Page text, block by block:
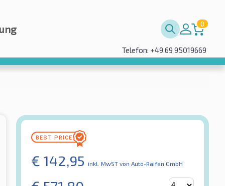
0
Telefon: +49 69 95019669
€ 142,95 inkl. MwST von Auto-Raifen GmbH